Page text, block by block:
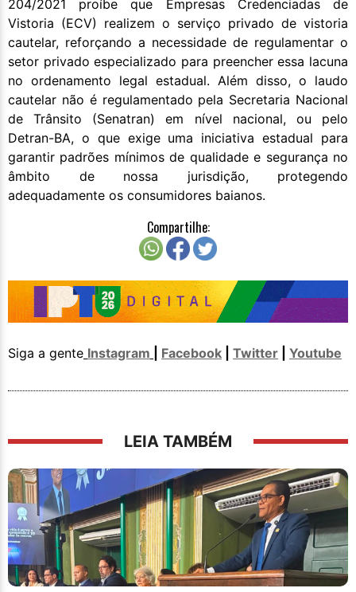
204/2021 proíbe que Empresas Credenciadas de
Vistoria (ECV) realizem o serviço privado de vistoria
cautelar, reforçando a necessidade de regulamentar o
setor privado especializado para preencher essa lacuna
no ordenamento legal estadual. Além disso, o laudo
cautelar não é regulamentado pela Secretaria Nacional
de Trânsito (Senatran) em nível nacional, ou pelo
Detran-BA, o que exige uma iniciativa estadual para
garantir padrões mínimos de qualidade e segurança no
âmbito de nossa jurisdição, protegendo
adequadamente os consumidores baianos.
Compartilhe:
Siga a gente Instagram Facebook Twitter Youtube
LEIA TAMBÉM